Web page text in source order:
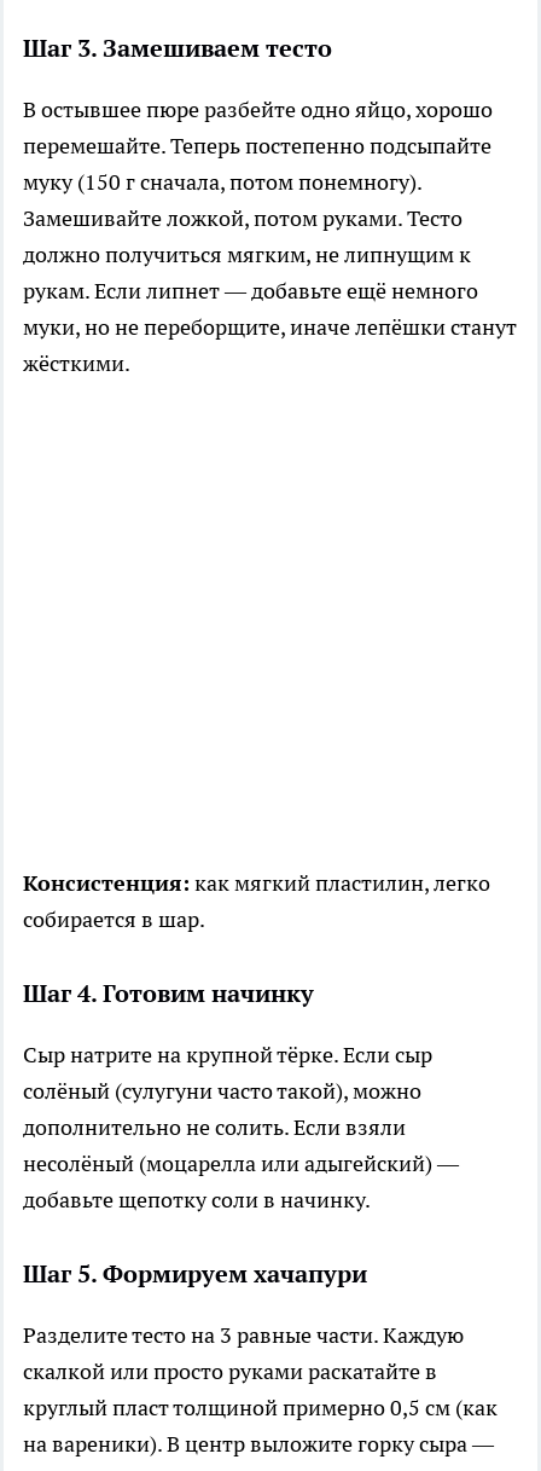
Шаг 3. Замешиваем тесто
В остывшее пюре разбейте одно яйцо, хорошо
перемешайте. Теперь постепенно подсыпайте
муку (150 г сначала, потом понемногу).
Замешивайте ложкой, потом руками. Тесто
должно получиться мягким, не липнущим к
рукам. Если липнет — добавьте ещё немного
муки, но не переборщите, иначе лепёшки станут
жёсткими.
Консистенция: как мягкий пластилин, легко
собирается в шар.
Шаг 4. Готовим начинку
Сыр натрите на крупной тёрке. Если сыр
солёный (сулугуни часто такой), можно
дополнительно не солить. Если взяли
несолёный (моцарелла или адыгейский) —
добавьте щепотку соли в начинку.
Шаг 5. Формируем хачапури
Разделите тесто на 3 равные части. Каждую
скалкой или просто руками раскатайте в
круглый пласт толщиной примерно 0,5 см (как
на вареники). В центр выложите горку сыра —